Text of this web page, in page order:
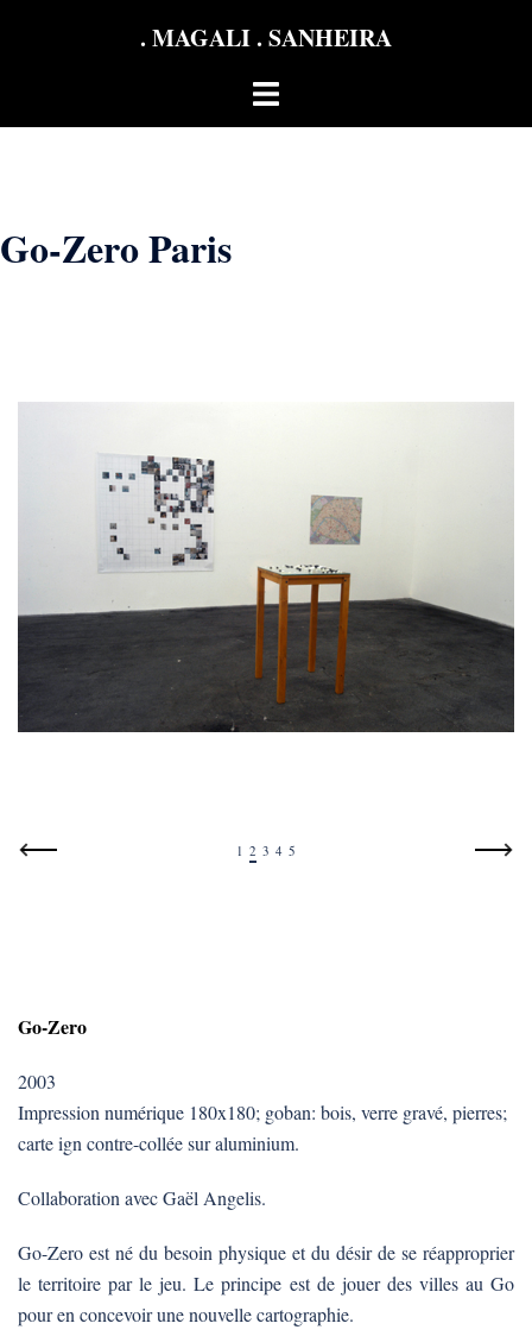
. MAGALI . SANHEIRA
Ouvrir/fermer
Go-Zero Paris
1 2 3 4 5
Go-Zero
2003
Impression numérique 180x180; goban: bois, verre gravé, pierres;
carte ign contre-collée sur aluminium.
Collaboration avec Gaël Angelis.
Go-Zero est né du besoin physique et du désir de se réapproprier
le territoire par le jeu. Le principe est de jouer des villes au Go
pour en concevoir une nouvelle cartographie.